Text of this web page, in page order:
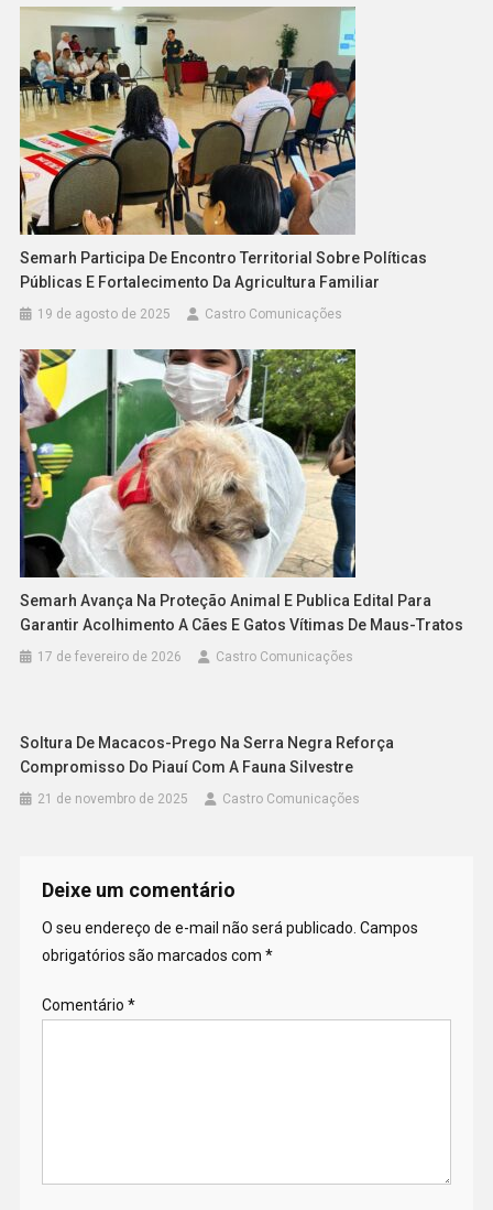
Semarh Participa De Encontro Territorial Sobre Políticas
Públicas E Fortalecimento Da Agricultura Familiar
19 de agosto de 2025 Castro Comunicações
Semarh Avança Na Proteção Animal E Publica Edital Para
Garantir Acolhimento A Cães E Gatos Vítimas De Maus-Tratos
17 de fevereiro de 2026 Castro Comunicações
Soltura De Macacos-Prego Na Serra Negra Reforça
Compromisso Do Piauí Com A Fauna Silvestre
21 de novembro de 2025 Castro Comunicações
Deixe um comentário
O seu endereço de e-mail não será publicado. Campos
obrigatórios são marcados com *
Comentário *